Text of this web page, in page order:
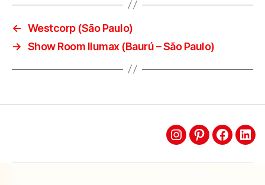
← Westcorp (São Paulo)
→ Show Room Ilumax (Baurú – São Paulo)